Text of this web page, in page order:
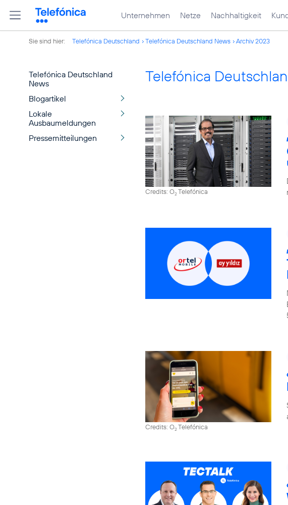
Unternehmen Netze Nachhaltigkeit
Sie sind hier: Telefónica Deutschland Telefónica Deutschland News Archiv 2023
Telefónica Deutschland
News
Blogartikel
Lokale
Ausbaumeldungen
Pressemitteilungen
Telefónica
Credits: O2Telefónica
Credits: O2Telefónica